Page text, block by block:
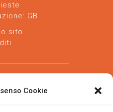
Cookie
GB
sito